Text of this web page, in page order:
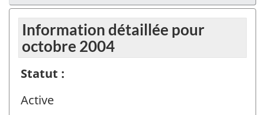
Information détaillée pour
octobre 2004
Statut :
Active